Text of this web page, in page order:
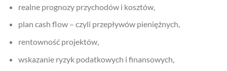
realne prognozy przychodów i kosztów,
plan cash flow – czyli przepływów pieniężnych,
rentowność projektów,
wskazanie ryzyk podatkowych i finansowych,